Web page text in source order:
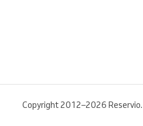
Copyright 2012–2026